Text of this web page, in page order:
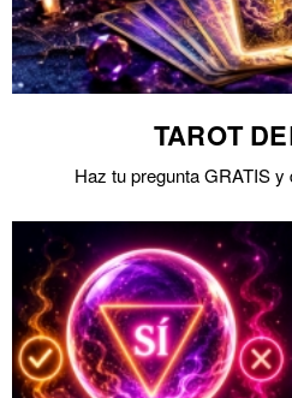
TAROT
Haz tu pregunta GRATIS